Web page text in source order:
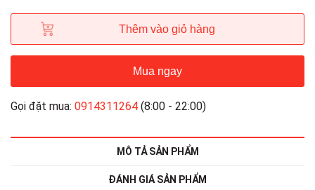
Thêm vào giỏ hàng
Mua ngay
Gọi đặt mua: 0914311264 (8:00 - 22:00)
MÔ TẢ SẢN PHẨM
ĐÁNH GIÁ SẢN PHẨM